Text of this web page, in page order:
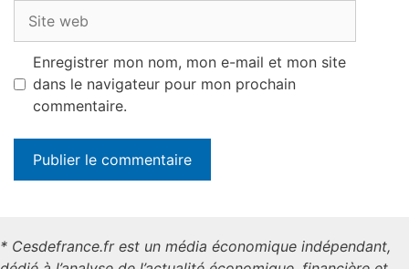
web
Enregistrer mon nom, mon e-mail et mon site
dans le navigateur pour mon prochain
commentaire.
* Cesdefrance.fr est un média économique indépendant,